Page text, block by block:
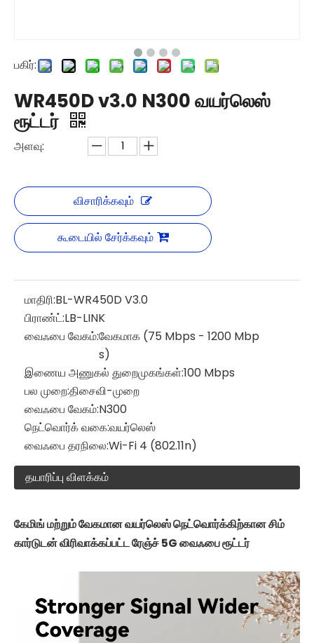
பகிர்:
WR450D v3.0 N300 வயர்லெஸ்
ரூட்டர்
அளவு:
விசாரிக்கவும்
கூடையில் சேர்க்கவும்
மாதிரி:BL-WR450D V3.0
பிராண்ட்:LB-LINK
வைஃபை வேகம்:வேகமாக (75 Mbps - 1200 Mbp
s)
இணைய அணுகல் துறைமுகங்கள்:100 Mbps
பல முறை:திசைவி-முறை
வைஃபை வேகம்:N300
நெட்வொர்க் வகை:வயர்லெஸ்
வைஃபை தரநிலை:Wi-Fi 4 (802.11n)
தயாரிப்பு விளக்கம்
கேமிங் மற்றும் வேகமான வயர்லெஸ் நெட்வொர்க்கிற்கான சிம்
கார்டுடன் விரிவாக்கப்பட்ட ரேஞ்ச் 5G வைஃபை ரூட்டர்